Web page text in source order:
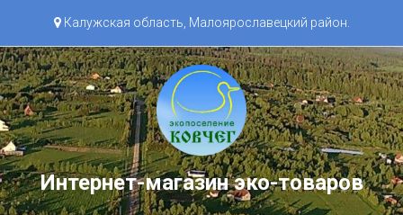
Калужская область, Малоярославецкий район.
Интернет-магазин эко-товаров